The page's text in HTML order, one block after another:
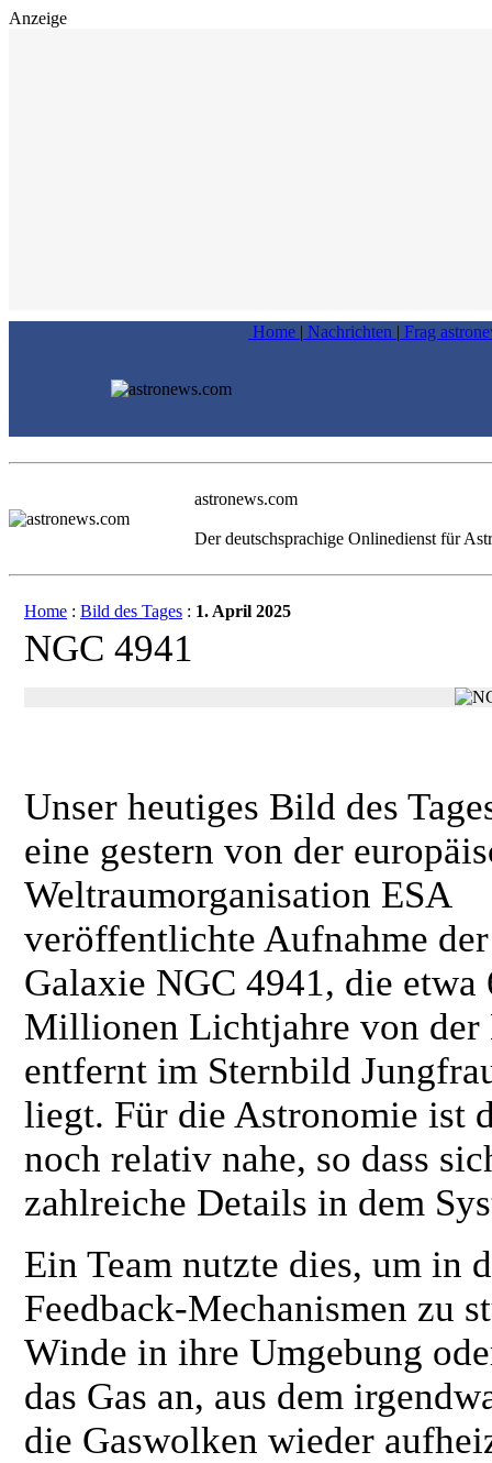
Anzeige
Home | Nachrichten | Frag
astronews.com
Der deutschsprachige Onlinedienst für
Home : Bild des Tages : 1. April 2025
NGC 4941
Unser heutiges Bild des
eine gestern von der
Weltraumorganisation ESA
veröffentlichte Aufnahme der
Galaxie NGC 4941, die etwa
Millionen Lichtjahre von der
entfernt im Sternbild
liegt. Für die Astronomie ist
noch relativ nahe, so dass
zahlreiche Details in dem
Ein Team nutzte dies, um in
Feedback-Mechanismen zu
Winde in ihre Umgebung
das Gas an, aus dem
die Gaswolken wieder